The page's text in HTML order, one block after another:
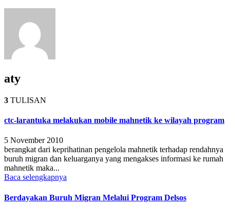
aty
3 TULISAN
ctc-larantuka melakukan mobile mahnetik ke wilayah program
5 November 2010
berangkat dari keprihatinan pengelola mahnetik terhadap rendahnya
buruh migran dan keluarganya yang mengakses informasi ke rumah
mahnetik maka...
Baca selengkapnya
Berdayakan Buruh Migran Melalui Program Delsos